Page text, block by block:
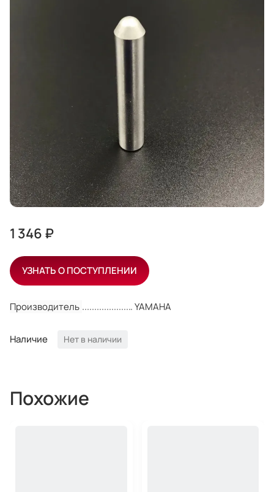
Производитель YAMAHA
Наличие Нет в наличии
1 346 ₽
УЗНАТЬ О ПОСТУПЛЕНИИ
Похожие